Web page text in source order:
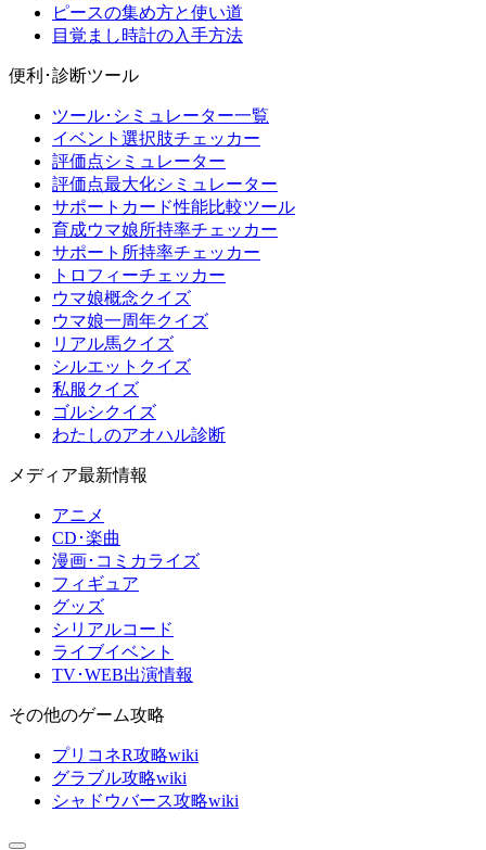
ピースの集め方と使い道
目覚まし時計の入手方法
便利･診断ツール
ツール･シミュレーター一覧
イベント選択肢チェッカー
評価点シミュレーター
評価点最大化シミュレーター
サポートカード性能比較ツール
育成ウマ娘所持率チェッカー
サポート所持率チェッカー
トロフィーチェッカー
ウマ娘概念クイズ
ウマ娘一周年クイズ
リアル馬クイズ
シルエットクイズ
私服クイズ
ゴルシクイズ
わたしのアオハル診断
メディア最新情報
アニメ
CD･楽曲
漫画･コミカライズ
フィギュア
グッズ
シリアルコード
ライブイベント
TV･WEB出演情報
その他のゲーム攻略
プリコネR攻略wiki
グラブル攻略wiki
シャドウバース攻略wiki